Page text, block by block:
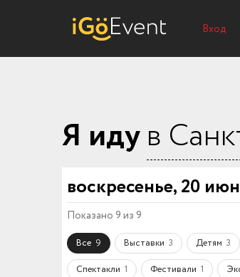
Вход
Я идув
воскресенье, 20
Показано 9 из 9
Все 9 Выставки 3 Детям 3
Спектакли 1 Фестивали 1